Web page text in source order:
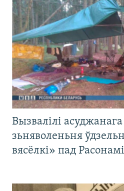
Вызвалілі
зьняволеньня
вясёлкі» пад Расонамі